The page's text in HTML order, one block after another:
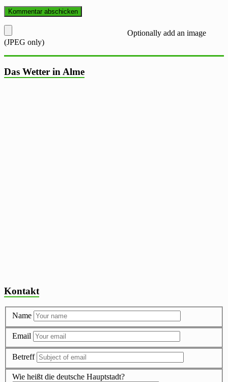
Optionally add an image
(JPEG only)
Das Wetter in Alme
Kontakt
Name
Email
Betreff
Wie heißt die deutsche Hauptstadt?